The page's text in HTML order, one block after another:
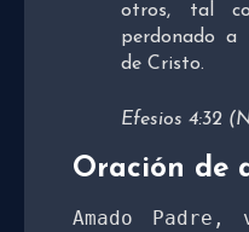
otros, tal
perdonado a
de Cristo.
Efesios 4:32
Oración de
Amado